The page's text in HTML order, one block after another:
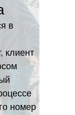
в
клиент
номер